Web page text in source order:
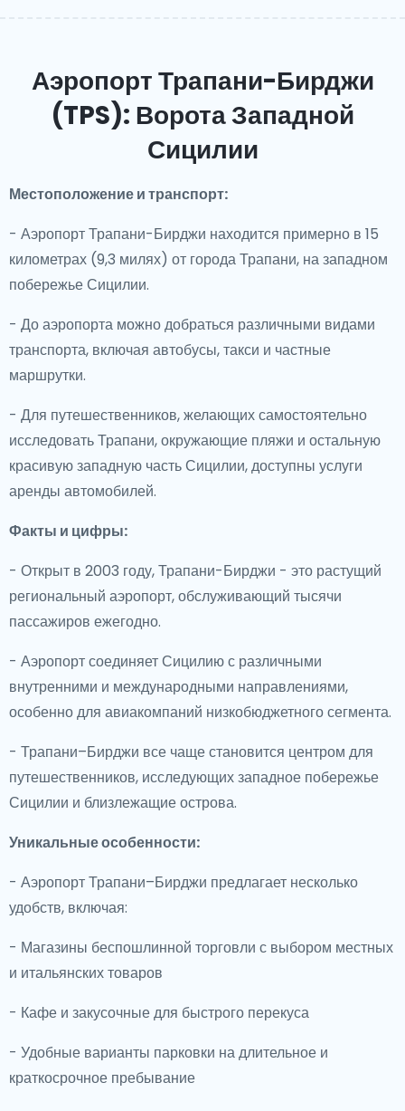
Аэропорт Трапани-Бирджи
(TPS): Ворота Западной
Сицилии
Местоположение и транспорт:
- Аэропорт Трапани-Бирджи находится примерно в 15
километрах (9,3 милях) от города Трапани, на западном
побережье Сицилии.
- До аэропорта можно добраться различными видами
транспорта, включая автобусы, такси и частные
маршрутки.
- Для путешественников, желающих самостоятельно
исследовать Трапани, окружающие пляжи и остальную
красивую западную часть Сицилии, доступны услуги
аренды автомобилей.
Факты и цифры:
- Открыт в 2003 году, Трапани-Бирджи - это растущий
региональный аэропорт, обслуживающий тысячи
пассажиров ежегодно.
- Аэропорт соединяет Сицилию с различными
внутренними и международными направлениями,
особенно для авиакомпаний низкобюджетного сегмента.
- Трапани–Бирджи все чаще становится центром для
путешественников, исследующих западное побережье
Сицилии и близлежащие острова.
Уникальные особенности:
- Аэропорт Трапани–Бирджи предлагает несколько
удобств, включая:
- Магазины беспошлинной торговли с выбором местных
и итальянских товаров
- Кафе и закусочные для быстрого перекуса
- Удобные варианты парковки на длительное и
краткосрочное пребывание